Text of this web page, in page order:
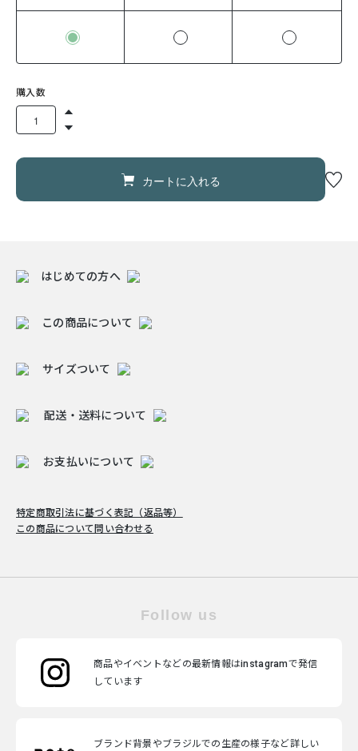
購入数
カートに入れる
はじめての方へ
この商品について
サイズついて
配送・送料について
お支払いについて
特定商取引法に基づく表記（返品等）
この商品について問い合わせる
Follow us
商品やイベントなどの最新情報はinstagramで発信
しています
ブランド背景やブラジルでの生産の様子など詳しい